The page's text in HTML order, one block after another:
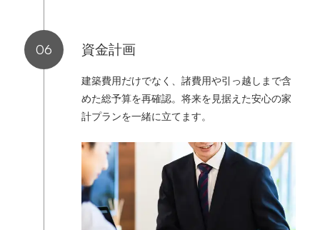
資金計画
建築費用だけでなく、諸費用や引っ越しまで含
めた総予算を再確認。将来を見据えた安心の家
計プランを一緒に立てます。